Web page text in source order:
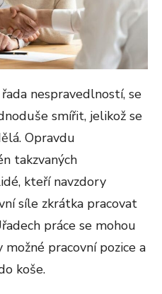
nespravedlností, se
smířit, jelikož se
Opravdu
takzvaných
kteří navzdory
síle zkrátka pracovat
práce se mohou
pracovní pozice a
koše.